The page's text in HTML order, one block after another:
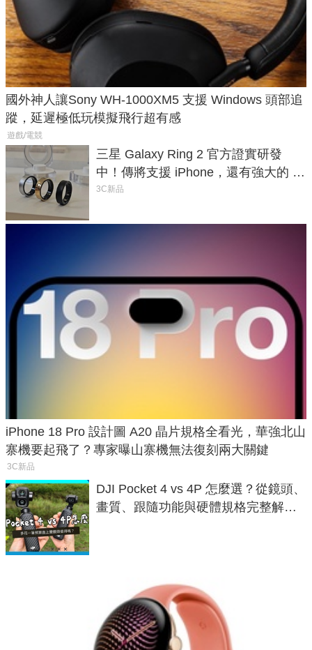
國外神人讓Sony WH-1000XM5 支援 Windows 頭部追
蹤，延遲極低玩模擬飛行超有感
遊戲/電競
三星 Galaxy Ring 2 官方證實研發
中！傳將支援 iPhone，還有強大的 AI
與智慧家電連動功能
3C新品
iPhone 18 Pro 設計圖 A20 晶片規格全看光，華強北山
寨機要起飛了？專家曝山寨機無法復刻兩大關鍵
3C新品
DJI Pocket 4 vs 4P 怎麼選？從鏡頭、
畫質、跟隨功能與硬體規格完整解